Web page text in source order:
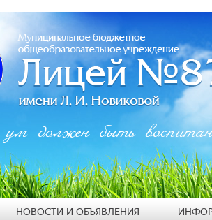
должен быть
НОВОСТИ И ОБЪЯВЛЕНИЯ